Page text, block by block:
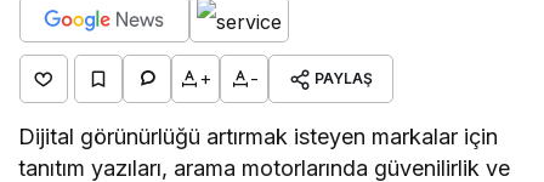
+ - PAYLAŞ
Dijital görünürlüğü artırmak isteyen markalar için
tanıtım yazıları, arama motorlarında güvenilirlik ve